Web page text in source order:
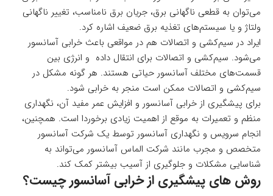
می‌توان به قطعی ناگهانی برق، جریان برق نامناسب، تغییر ناگهانی
ولتاژ و یا سیستم‌های تغذیه برق ضعیف اشاره کرد.
ایراد در سیم‌کشی و اتصالات هم در مواقعی باعث خرابی آسانسور
می‌شود. سیم‌کشی و اتصالات برای انتقال داده و انرژی بین
قسمت‌های مختلف آسانسور حیاتی هستند. هر گونه مشکل در
سیم‌کشی و اتصالات ممکن است منجر به خرابی شود.
برای پیشگیری از خرابی آسانسور و افزایش عمر مفید آن، نگهداری
منظم و تعمیرات به موقع از اهمیت زیادی برخوردا است. همچنین،
انجام سرویس و نگهداری آسانسور توسط یک شرکت آسانسور
متخصص و مجرب مانند شرکت الماس آسانسور می‌تواند به
شناسایی مشکلات و جلوگیری از آسیب بیشتر کمک کند.
روش های پیشگیری از خرابی آسانسور چیست؟